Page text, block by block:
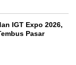
IGT Expo 2026,
Pasar